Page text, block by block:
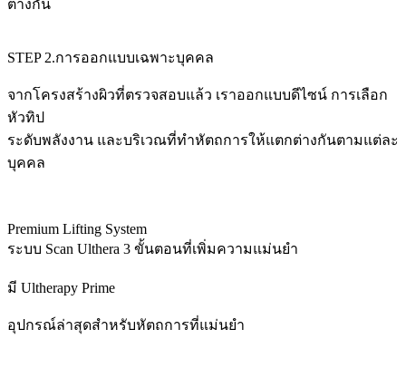
ต่างกัน
STEP 2.การออกแบบเฉพาะบุคคล
จากโครงสร้างผิวที่ตรวจสอบแล้ว เราออกแบบดีไซน์ การเลือก
หัวทิป
ระดับพลังงาน และบริเวณที่ทำหัตถการให้แตกต่างกันตามแต่ละ
บุคคล
Premium Lifting System
ระบบ Scan Ulthera 3 ขั้นตอนที่เพิ่มความแม่นยำ
มี Ultherapy Prime
อุปกรณ์ล่าสุดสำหรับหัตถการที่แม่นยำ